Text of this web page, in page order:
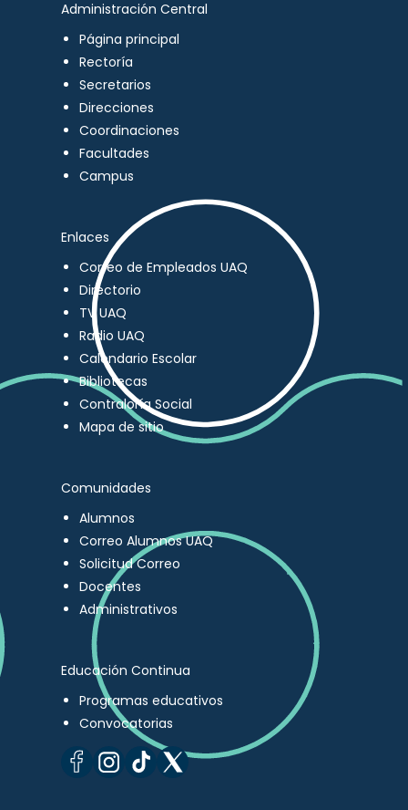
Administración Central
Página principal
Rectoría
Secretarios
Direcciones
Coordinaciones
Facultades
Campus
Enlaces
Correo de Empleados UAQ
Directorio
TV UAQ
Radio UAQ
Calendario Escolar
Bibliotecas
Contraloría Social
Mapa de sitio
Comunidades
Alumnos
Correo Alumnos UAQ
Solicitud Correo
Docentes
Administrativos
Educación Continua
Programas educativos
Convocatorias